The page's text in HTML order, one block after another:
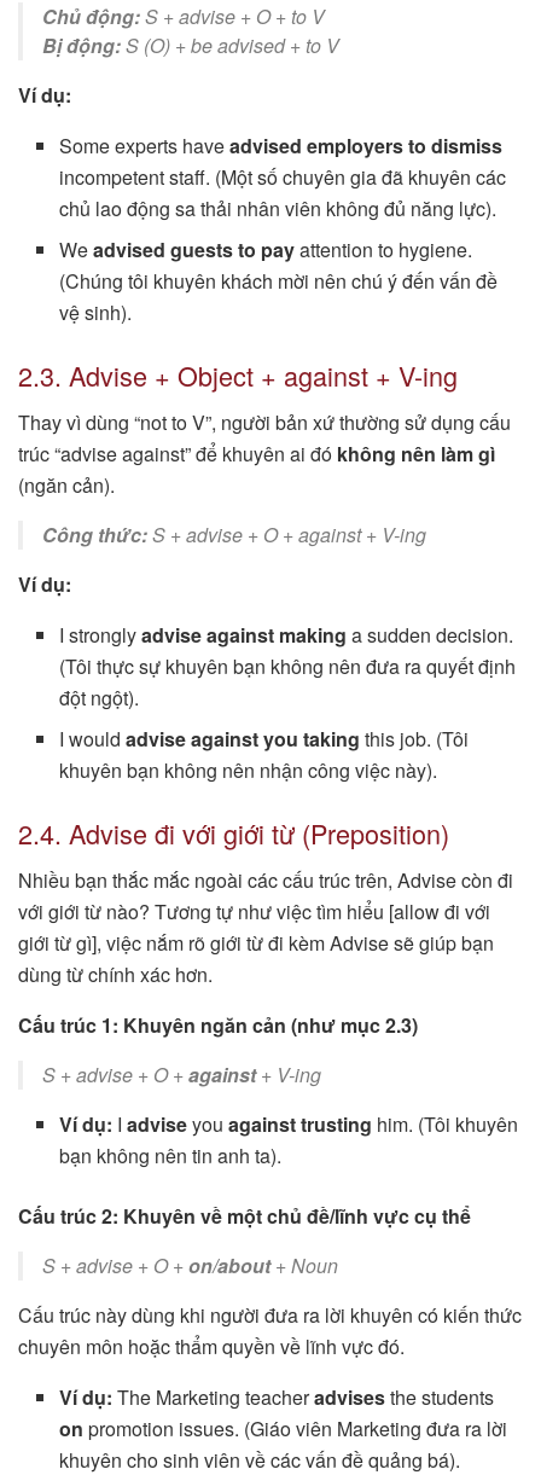
Chủ động:S + advise + O + to V
Bị động:S (O) + be advised + to V
Ví dụ:
Some experts haveadvised employers to dismiss
incompetent staff. (Một số chuyên gia đã khuyên các
chủ lao động sa thải nhân viên không đủ năng lực).
Weadvised guests to payattention to hygiene.
(Chúng tôi khuyên khách mời nên chú ý đến vấn đề
vệ sinh).
2.3. Advise + Object + against + V-ing
Thay vì dùng “not to V”, người bản xứ thường sử dụng cấu
trúc “advise against” để khuyên ai đó không nên làm gì
(ngăn cản).
Công thức:S + advise + O + against + V-ing
Ví dụ:
I stronglyadvise against making a sudden decision.
(Tôi thực sự khuyên bạn không nên đưa ra quyết định
đột ngột).
I wouldadvise against you taking this job. (Tôi
khuyên bạn không nên nhận công việc này).
2.4. Advise đi với giới từ (Preposition)
Nhiều bạn thắc mắc ngoài các cấu trúc trên, Advise còn đi
với giới từ nào? Tương tự như việc tìm hiểu [allow đi với
giới từ gì], việc nắm rõ giới từ đi kèm Advise sẽ giúp bạn
dùng từ chính xác hơn.
Cấu trúc 1: Khuyên ngăn cản (như mục 2.3)
S + advise + O +against+ V-ing
Ví dụ: Iadviseyouagainst trusting him. (Tôi khuyên
bạn không nên tin anh ta).
Cấu trúc 2: Khuyên về một chủ đề/lĩnh vực cụ thể
S + advise + O +on/about+ Noun
Cấu trúc này dùng khi người đưa ra lời khuyên có kiến thức
chuyên môn hoặc thẩm quyền về lĩnh vực đó.
Ví dụ: The Marketing teacheradvisesthe students
on promotion issues. (Giáo viên Marketing đưa ra lời
khuyên cho sinh viên về các vấn đề quảng bá).